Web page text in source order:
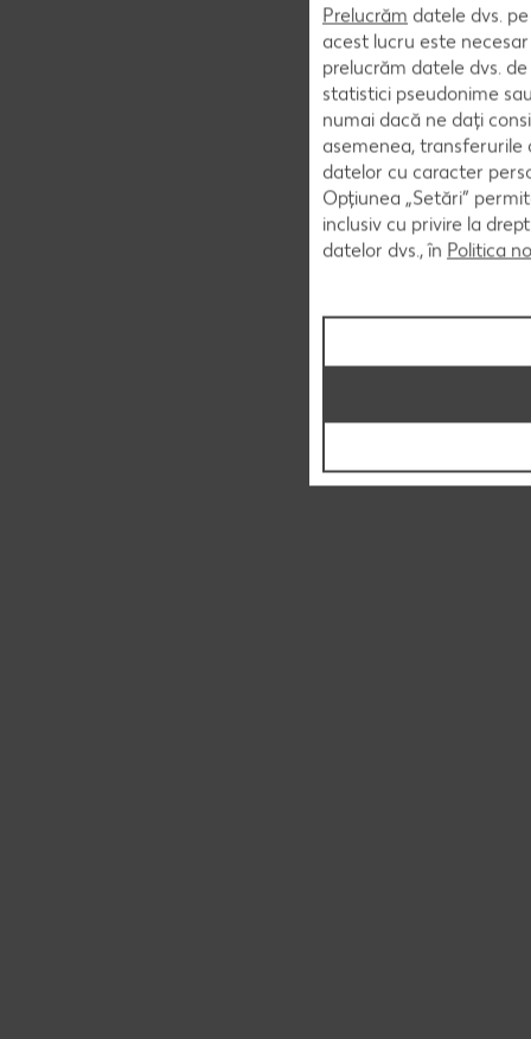
Prelucrăm datele dvs.
acest lucru este
prelucrăm datele dvs.
statistici pseudonime
numai dacă ne dați
asemenea,
datelor cu caracter
Opțiunea „Setări”
inclusiv cu privire la
datelor dvs., în Politica